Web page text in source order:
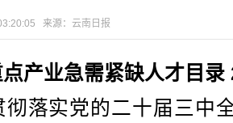
来源： 云南日报
产业急需紧缺人才目录
彻落实党的二十届三中